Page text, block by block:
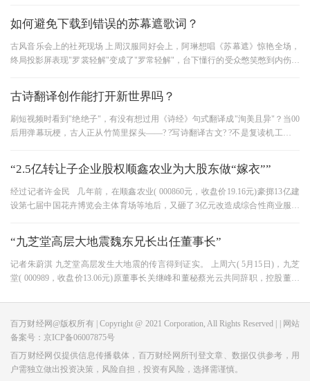
如何避免下载到错误的苏幕遮歌词？
古风音乐会上的社死现场 上周汉服同好会上，阿琳想唱《苏幕遮》惊艳全场，
终局投影屏表现"罗裳轻解"变成了"罗常轻解"，台下懂行的受众憋笑憋到内伤。
古诗翻译创作能打开新世界吗？
刷短视频时看到"绝绝子"，有没有想过用《诗经》句式翻译成"洵美且异"？当00
后用弹幕玩梗，古人正从竹简里探头——? ?写诗翻译古文? ?不是复读机工程，
“2.5亿转让子企业股权顺鑫农业为大股东做“嫁衣””
经过记者许金民 几年前，在顺鑫农业( 000860元，收盘价19.16元)豪掷13亿建
设第七届中国花卉博览会主体育场等地后，又砸了3亿元改造成综合性商业服务
“九芝堂高层大地震魏东兄长出任董事长”
记者朱蔚淇 九芝堂高层发生大地震的传言得到证实。 上周六( 5月15日)，九芝
堂( 000989，收盘价13.06元)原董事长关继峰和董秘蔡光云共同辞职，控股董事
百万财经网@版权所有 | Copyright @ 2021 Corporation, All Rights Reserved | | 网站
备案号：京ICP备06007875号
百万财经网仅提供信息传播载体，百万财经网所刊登文章、数据仅供参考，用
户需独立做出投资决策，风险自担，投资有风险，选择需谨慎。